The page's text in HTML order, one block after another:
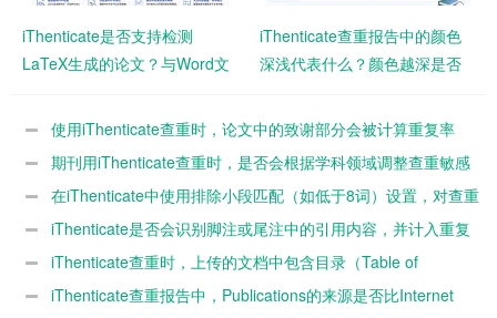
iThenticate是否支持检测
LaTeX生成的论文？与Word文
iThenticate查重报告中的颜色
深浅代表什么？颜色越深是否
使用iThenticate查重时，论文中的致谢部分会被计算重复率
吗？期刊用iThenticate查重时，是否会根据学科领域调整查重敏感
度？在iThenticate中使用排除小段匹配（如低于8词）设置，对查重
结果影响有多大？
iThenticate是否会识别脚注或尾注中的引用内容，并计入重复
率？iThenticate查重时，上传的文档中包含目录（Table of
Contents）是否会影响最终重复率？
iThenticate查重报告中，Publications的来源是否比Internet